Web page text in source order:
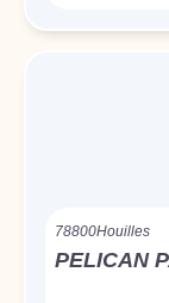
78800Houilles
PELICAN